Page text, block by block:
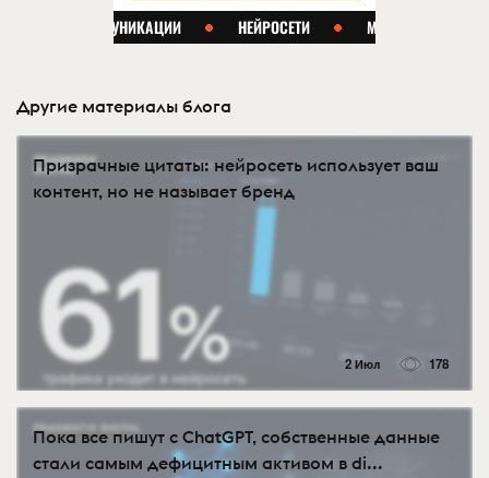
Другие материалы блога
Призрачные цитаты: нейросеть использует ваш
контент, но не называет бренд
2 Июл 178
Пока все пишут с ChatGPT, собственные данные
стали самым дефицитным активом в di...